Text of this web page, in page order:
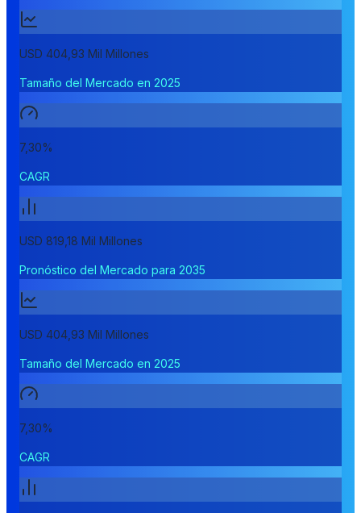
USD 404,93 Mil Millones
Tamaño del Mercado en 2025
7,30%
CAGR
USD 819,18 Mil Millones
Pronóstico del Mercado para 2035
USD 404,93 Mil Millones
Tamaño del Mercado en 2025
7,30%
CAGR